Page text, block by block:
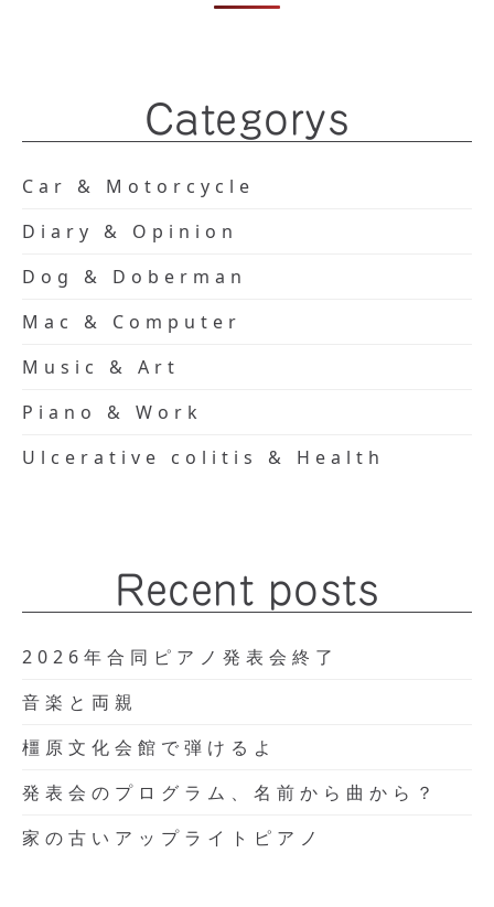
Categorys
Car & Motorcycle
Diary & Opinion
Dog & Doberman
Mac & Computer
Music & Art
Piano & Work
Ulcerative colitis & Health
Recent posts
2026年合同ピアノ発表会終了
音楽と両親
橿原文化会館で弾けるよ
発表会のプログラム、名前から曲から？
家の古いアップライトピアノ